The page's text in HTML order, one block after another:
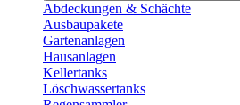
Abdeckungen & Schächte
Ausbaupakete
Gartenanlagen
Hausanlagen
Kellertanks
Löschwassertanks